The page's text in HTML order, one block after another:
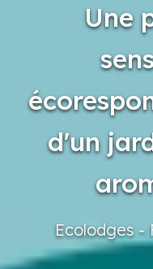
Une
d'un
Ecolodges -